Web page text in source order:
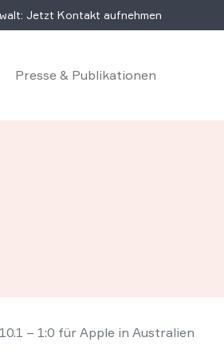
Jetzt Kontakt aufnehmen
Presse & Publikationen
– 1:0 für Apple in Australien